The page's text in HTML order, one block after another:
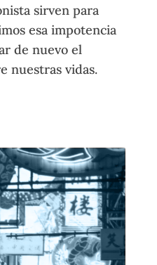
sirven para
esa impotencia
de nuevo el
nuestras vidas.